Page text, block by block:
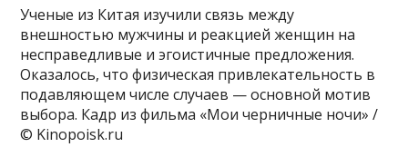
Ученые из Китая изучили связь между
внешностью мужчины и реакцией женщин на
несправедливые и эгоистичные предложения.
Оказалось, что физическая привлекательность в
подавляющем числе случаев — основной мотив
выбора. Кадр из фильма «Мои черничные ночи» /
© Kinopoisk.ru